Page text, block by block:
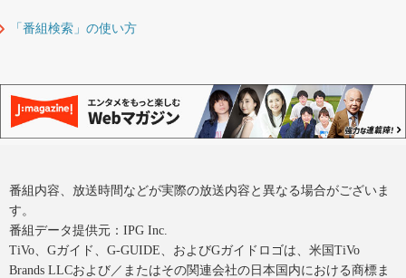
「番組検索」の使い方
番組内容、放送時間などが実際の放送内容と異なる場合がございま
す。
番組データ提供元：IPG Inc.
TiVo、Gガイド、G-GUIDE、およびGガイドロゴは、米国TiVo
Brands LLCおよび／またはその関連会社の日本国内における商標ま